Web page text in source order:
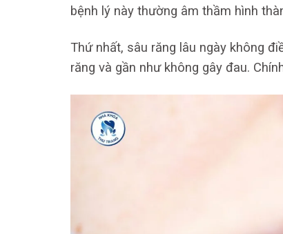
bệnh lý này thường âm thầm hình
Thứ nhất, sâu răng lâu ngày không
răng và gần như không gây đau.